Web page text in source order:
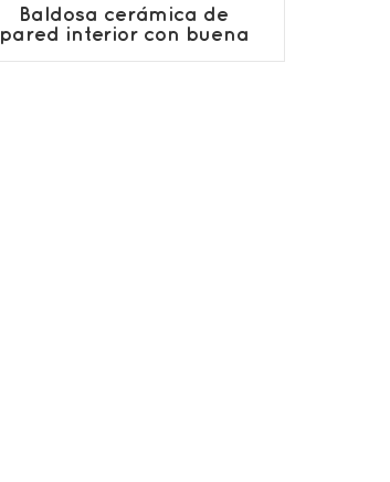
Baldosa cerámica de
pared interior con buena